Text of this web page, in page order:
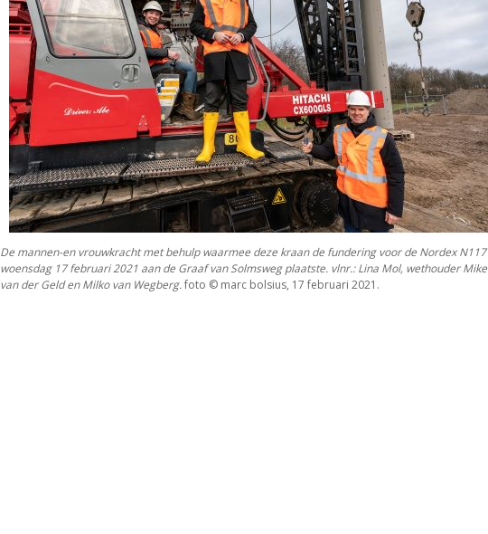
De mannen-en vrouwkracht met behulp waarmee deze kraan de fundering voor de Nordex N117
woensdag 17 februari 2021 aan de Graaf van Solmsweg plaatste. vlnr.: Lina Mol, wethouder Mike
van der Geld en Milko van Wegberg.foto © marc bolsius, 17 februari 2021.